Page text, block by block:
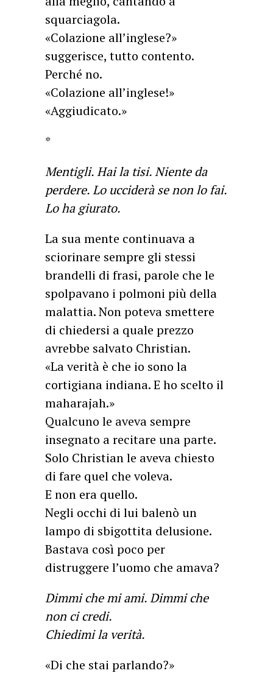
squarciagola.
«Colazione all’inglese?»
suggerisce, tutto contento.
Perché no.
«Colazione all’inglese!»
«Aggiudicato.»
*
Mentigli. Hai la tisi. Niente da
perdere. Lo ucciderà se non lo fai.
Lo ha giurato.
La sua mente continuava a
sciorinare sempre gli stessi
brandelli di frasi, parole che le
spolpavano i polmoni più della
malattia. Non poteva smettere
di chiedersi a quale prezzo
avrebbe salvato Christian.
«La verità è che io sono la
cortigiana indiana. E ho scelto il
maharajah.»
Qualcuno le aveva sempre
insegnato a recitare una parte.
Solo Christian le aveva chiesto
di fare quel che voleva.
E non era quello.
Negli occhi di lui balenò un
lampo di sbigottita delusione.
Bastava così poco per
distruggere l’uomo che amava?
Dimmi che mi ami. Dimmi che
non ci credi.
Chiedimi la verità.
«Di che stai parlando?»